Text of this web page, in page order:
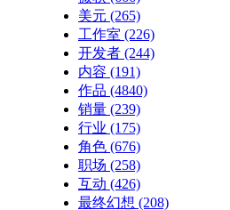
美元 (265)
工作室 (226)
开发者 (244)
内容 (191)
作品 (4840)
销量 (239)
行业 (175)
角色 (676)
职场 (258)
互动 (426)
最终幻想 (208)